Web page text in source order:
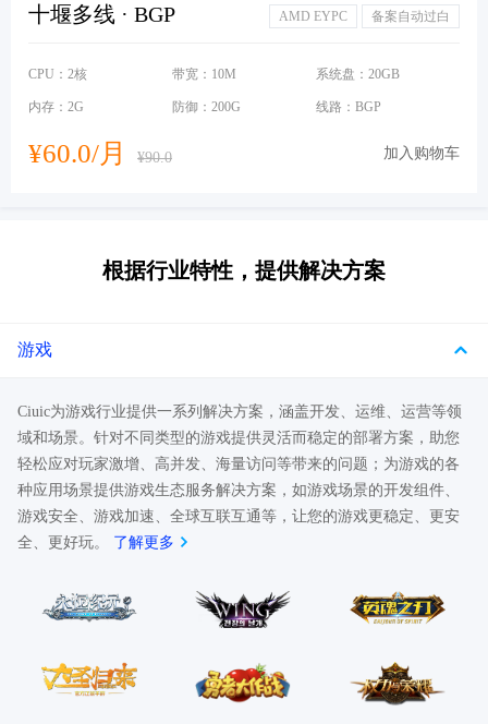
十堰多线 · BGP AMD EYPC 备案自动过白
CPU：2核 带宽：10M 系统盘：20GB
内存：2G 防御：200G 线路：BGP
¥60.0/月 ¥90.0 加入购物车
根据行业特性，提供解决方案
游戏
Ciuic为游戏行业提供一系列解决方案，涵盖开发、运维、运营等领
域和场景。针对不同类型的游戏提供灵活而稳定的部署方案，助您
轻松应对玩家激增、高并发、海量访问等带来的问题；为游戏的各
种应用场景提供游戏生态服务解决方案，如游戏场景的开发组件、
游戏安全、游戏加速、全球互联互通等，让您的游戏更稳定、更安
全、更好玩。 了解更多